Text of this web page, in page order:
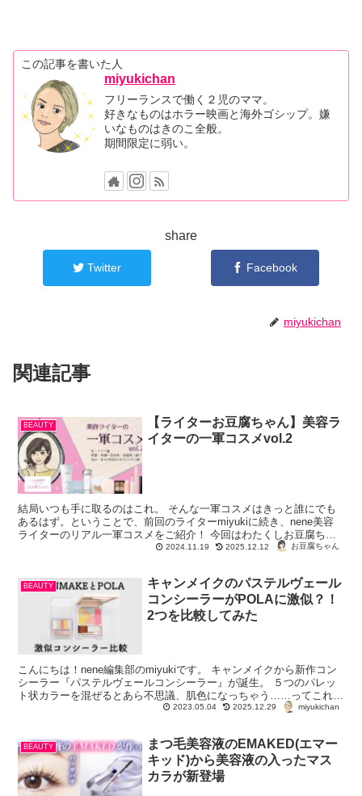
この記事を書いた人
miyukichan
フリーランスで働く２児のママ。
好きなものはホラー映画と海外ゴシップ。嫌
いなものはきのこ全般。
期間限定に弱い。
share
Twitter Facebook
miyukichan
関連記事
BEAUTY
【ライターお豆腐ちゃん】美容ラ
イターの一軍コスメvol.2
結局いつも手に取るのはこれ。 そんな一軍コスメはきっと誰にでも
あるはず。ということで、前回のライターmiyukiに続き、nene美容
ライターのリアル一軍コスメをご紹介！ 今回はわたくしお豆腐ちゃ
んの一軍を、ちょっと見てって...2024.11.19 2025.12.12 お豆腐ちゃん
BEAUTY
キャンメイクのパステルヴェール
コンシーラーがPOLAに激似？！
2つを比較してみた
こんにちは！nene編集部のmiyukiです。 キャンメイクから新作コン
シーラー『パステルヴェールコンシーラー』が誕生。 ５つのパレッ
ト状カラーを混ぜるとあら不思議、肌色になっちゃう……ってこれど
2023.05.04 2025.12.29 miyukichan
BEAUTY
まつ毛美容液のEMAKED(エマー
キッド)から美容液の入ったマス
カラが新登場